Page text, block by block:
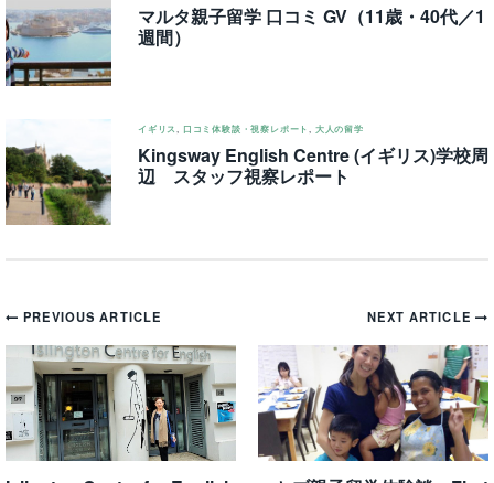
マルタ親子留学 口コミ GV（11歳・40代／1
週間）
イギリス 口コミ体験談・視察レポート 大人の留学
Kingsway English Centre (イギリス)学校周
辺 スタッフ視察レポート
Post
navigation
NEXT ARTICLE
PREVIOUS ARTICLE